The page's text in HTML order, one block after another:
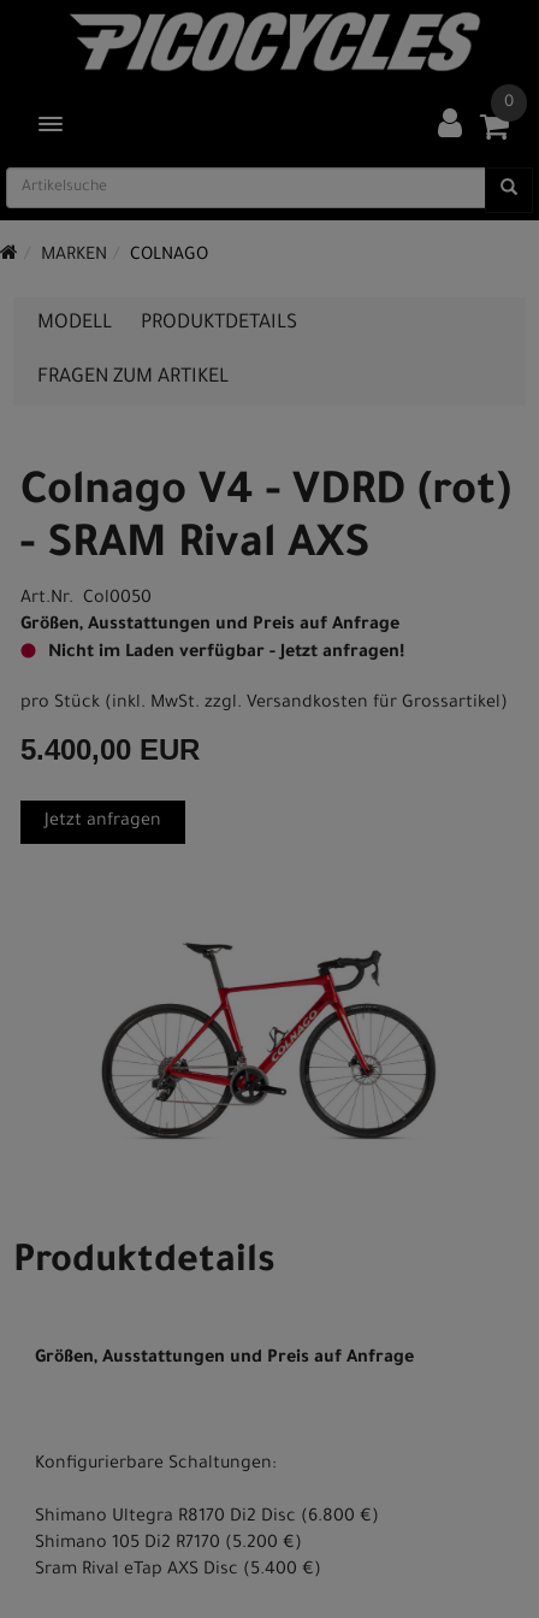
TOGGLE NAVIGATION
0
MARKEN COLNAGO
MODELL PRODUKTDETAILS
FRAGEN ZUM ARTIKEL
Colnago V4 - VDRD (rot)
- SRAM Rival AXS
Art.Nr. Col0050
Größen, Ausstattungen und Preis auf Anfrage
Nicht im Laden verfügbar - Jetzt anfragen!
pro Stück (inkl. MwSt. zzgl. Versandkosten für Grossartikel)
5.400,00 EUR
Jetzt anfragen
Produktdetails
Größen, Ausstattungen und Preis auf Anfrage
Konfigurierbare Schaltungen:
Shimano Ultegra R8170 Di2 Disc (6.800 €)
Shimano 105 Di2 R7170 (5.200 €)
Sram Rival eTap AXS Disc (5.400 €)